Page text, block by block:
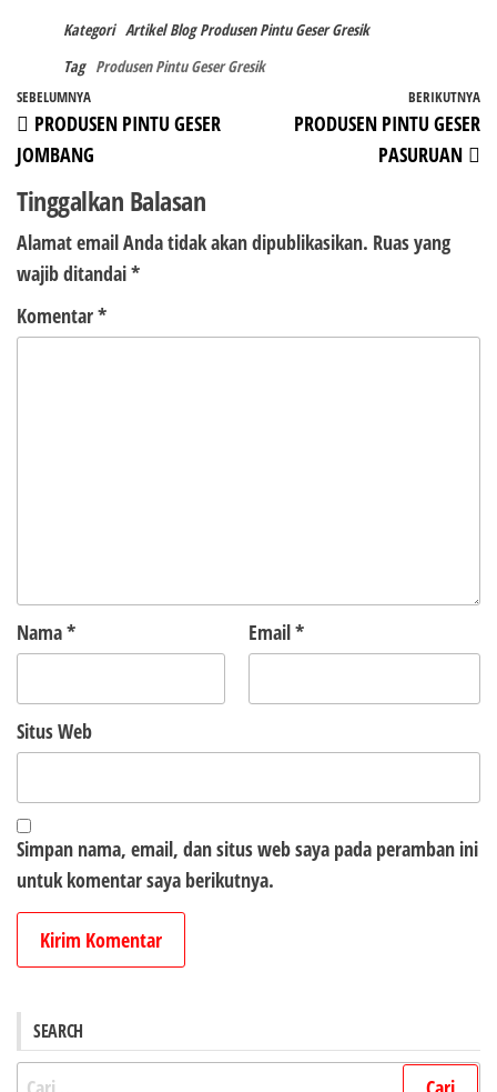
Kategori Artikel Blog Produsen Pintu Geser Gresik
Tag Produsen Pintu Geser Gresik
Navigasi
pos
Pos
Sebelumnya
SEBELUMNYA
PRODUSEN PINTU GESER
JOMBANG
BERIKUTNYA
PRODUSEN PINTU GESER
PASURUAN
Tinggalkan Balasan
Alamat email Anda tidak akan dipublikasikan. Ruas yang
wajib ditandai*
Komentar*
Nama* Email*
Situs Web
Simpan nama, email, dan situs web saya pada peramban ini
untuk komentar saya berikutnya.
SEARCH
Cari